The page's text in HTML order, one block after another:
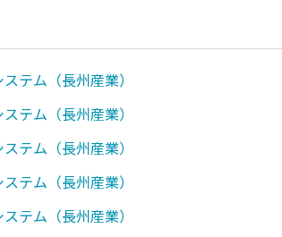
テム（長州産業）
テム（長州産業）
テム（長州産業）
テム（長州産業）
テム（長州産業）